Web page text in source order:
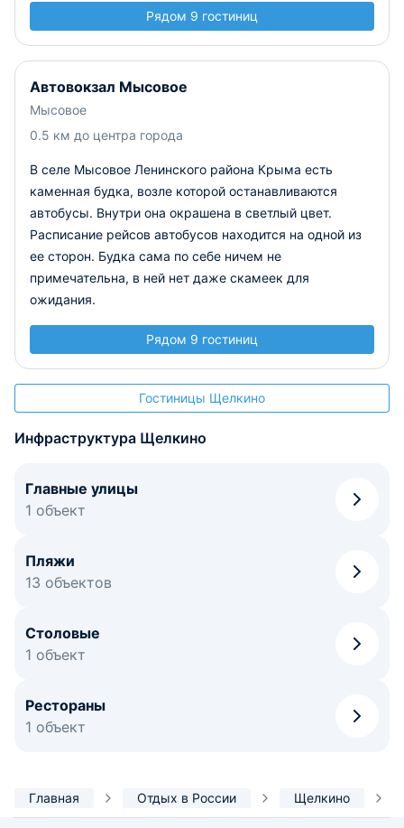
Рядом 9 гостиниц
Автовокзал Мысовое
Мысовое
0.5 км до центра города
В селе Мысовое Ленинского района Крыма есть
каменная будка, возле которой останавливаются
автобусы. Внутри она окрашена в светлый цвет.
Расписание рейсов автобусов находится на одной из
ее сторон. Будка сама по себе ничем не
примечательна, в ней нет даже скамеек для
ожидания.
Рядом 9 гостиниц
Гостиницы Щелкино
Инфраструктура Щелкино
Главные улицы
1 объект
Пляжи
13 объектов
Столовые
1 объект
Рестораны
1 объект
Главная Отдых в России Щелкино